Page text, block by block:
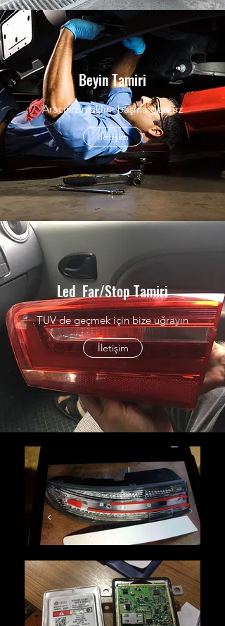
Beyin Tamiri
Aracınızın aklını başına getirirz
İletişim
Led Far/Stop Tamiri
TUV de geçmek için bize uğrayın
İletişim